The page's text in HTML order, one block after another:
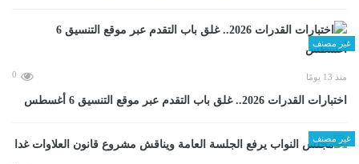
غير مصنف
منذ 13 يومًا 0
اختبارات القدرات 2026.. غلق باب التقدم عبر موقع التنسيق 6 أغسطس
غير مصنف